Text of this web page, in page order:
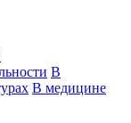
В
В медицине